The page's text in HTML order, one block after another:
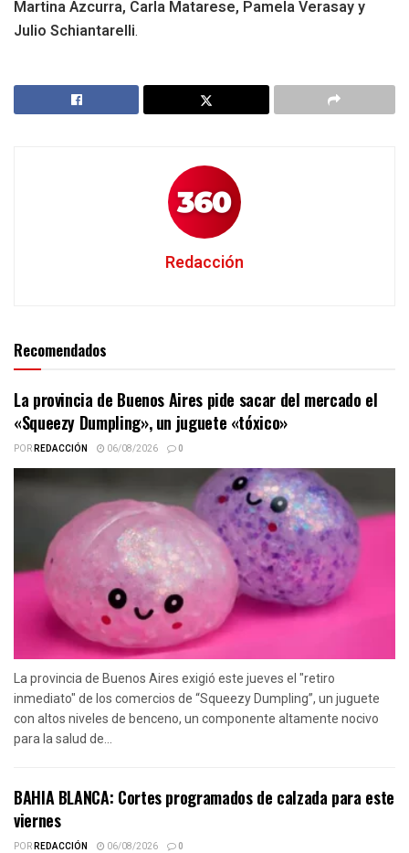
Martina Azcurra, Carla Matarese, Pamela Verasay y
Julio Schiantarelli.
Redacción
Recomendados
La provincia de Buenos Aires pide sacar del mercado el
«Squeezy Dumpling», un juguete «tóxico»
PORREDACCIÓN 06/08/2026 0
La provincia de Buenos Aires exigió este jueves el "retiro
inmediato" de los comercios de “Squeezy Dumpling”, un juguete
con altos niveles de benceno, un componente altamente nocivo
para la salud de...
BAHIA BLANCA: Cortes programados de calzada para este
viernes
PORREDACCIÓN 06/08/2026 0